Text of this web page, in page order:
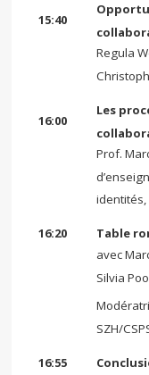
15:40
Regula
16:00
Les
Prof.
identités,
16:20
Table
avec
Silvia
SZH/
16:55